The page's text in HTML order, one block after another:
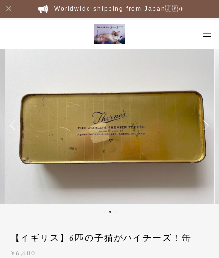
Worldwide shipping from Japan🇯🇵✈️
【イギリス】6匹の子猫がハイチーズ！缶
¥6,600